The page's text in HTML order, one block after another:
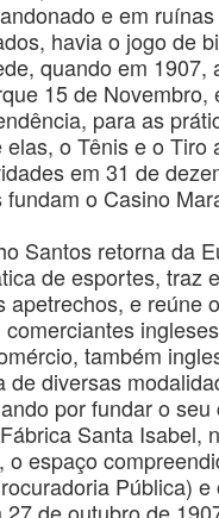
e em
havia o jogo de
quando em 1907,
15 de Novembro,
para as
o Tênis e o Tiro
em 31 de
o Casino
Santos retorna da
de esportes, traz
apetrechos, e reúne
também
de diversas
por fundar o seu
Santa Isabel,
o espaço
Pública) e